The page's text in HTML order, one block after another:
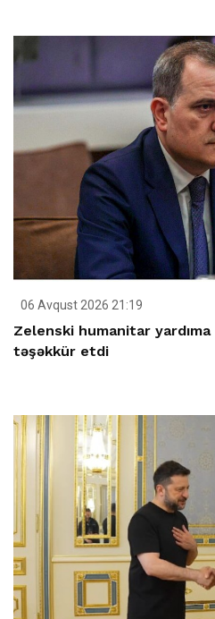
06 Avqust 2026 21:19
Zelenski humanitar
təşəkkür etdi